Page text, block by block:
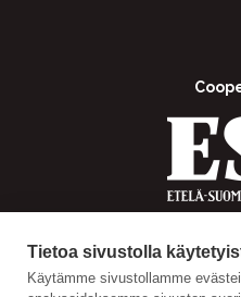
Tietoa sivustolla
Käytämme sivustollamme